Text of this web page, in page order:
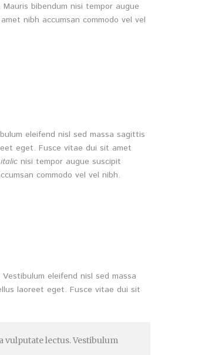
bibendum nisi tempor augue
nibh accumsan commodo vel vel
eleifend nisl sed massa sagittis
eget. Fusce vitae dui sit amet
nisi tempor augue suscipit
commodo vel vel nibh.
eleifend nisl sed massa
laoreet eget. Fusce vitae dui sit
vulputate lectus. Vestibulum